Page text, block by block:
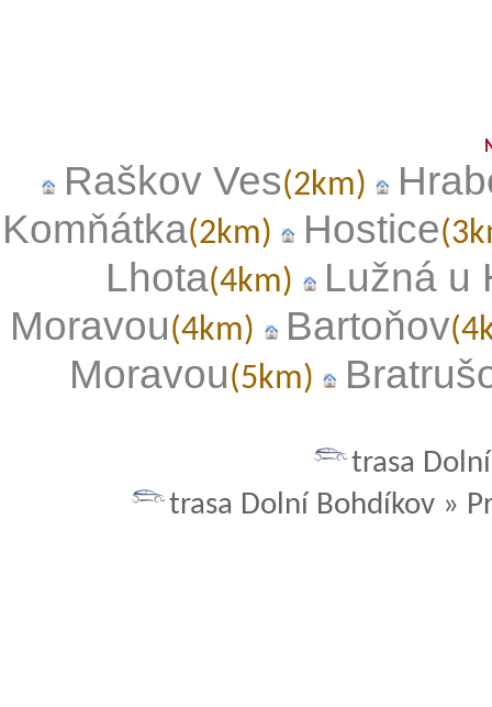
Raškov Ves(2km)
Komňátka(2km) Hostice
Lhota(4km)
Lužná u
Moravou(4km) Bartoňov
Moravou(5km)
trasa
trasa Dolní Bohdíkov »